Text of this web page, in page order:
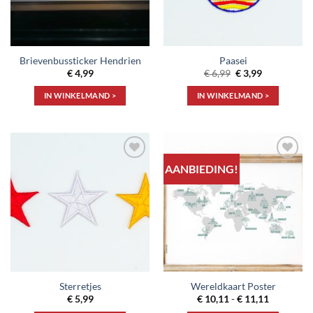
Brievenbussticker Hendrien
€4,99
IN WINKELMAND >
Paasei
€6,99 Oorspronkelijke
prijs
was:
€ 6,99.
€3,99Huidige
is:
€ 3,99.
IN WINKELMAND >
verlanglijst
Sterretjes
€5,99
AANBIEDING!
verlanglijst
Wereldkaart Poster
€ 10,11-€ 11,11